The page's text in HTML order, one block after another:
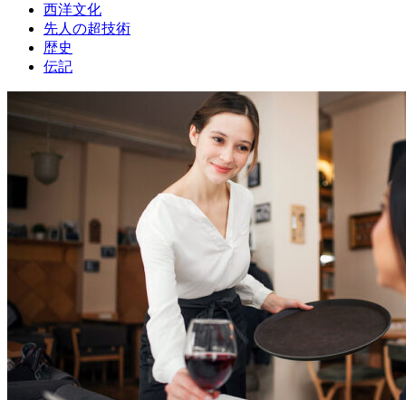
西洋文化
先人の超技術
歴史
伝記